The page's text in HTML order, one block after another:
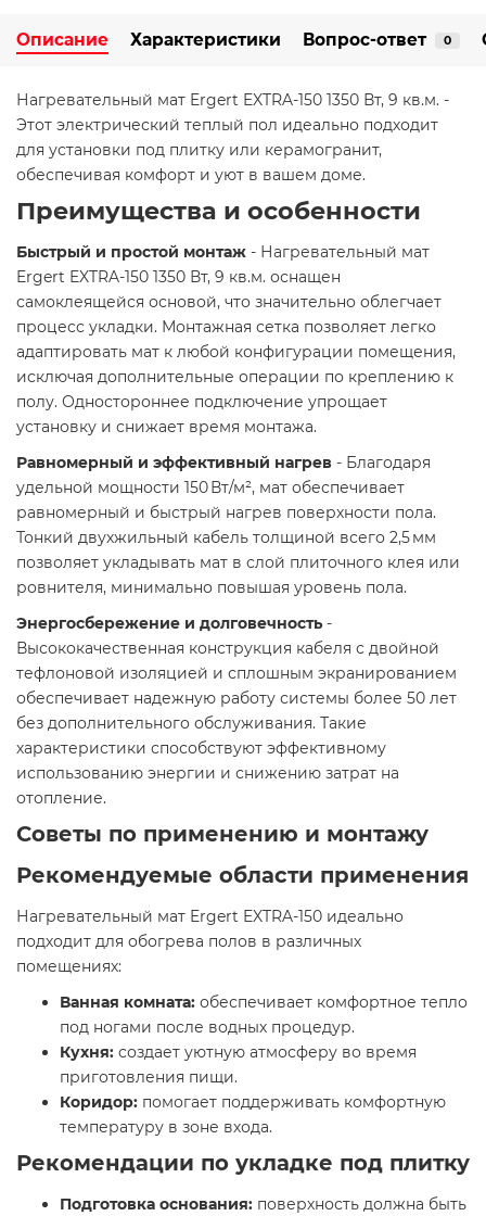
Описание Характеристики Вопрос-ответ 0
Нагревательный мат Ergert EXTRA-150 1350 Вт, 9 кв.м. -
Этот электрический теплый пол идеально подходит
для установки под плитку или керамогранит,
обеспечивая комфорт и уют в вашем доме.​
Преимущества и особенности
Быстрый и простой монтаж - Нагревательный мат
Ergert EXTRA-150 1350 Вт, 9 кв.м. оснащен
самоклеящейся основой, что значительно облегчает
процесс укладки. Монтажная сетка позволяет легко
адаптировать мат к любой конфигурации помещения,
исключая дополнительные операции по креплению к
полу. Одностороннее подключение упрощает
установку и снижает время монтажа.
Равномерный и эффективный нагрев - Благодаря
удельной мощности 150 Вт/м², мат обеспечивает
равномерный и быстрый нагрев поверхности пола.
Тонкий двухжильный кабель толщиной всего 2,5 мм
позволяет укладывать мат в слой плиточного клея или
ровнителя, минимально повышая уровень пола.
Энергосбережение и долговечность -
Высококачественная конструкция кабеля с двойной
тефлоновой изоляцией и сплошным экранированием
обеспечивает надежную работу системы более 50 лет
без дополнительного обслуживания. Такие
характеристики способствуют эффективному
использованию энергии и снижению затрат на
отопление.
Советы по применению и монтажу
Рекомендуемые области применения
Нагревательный мат Ergert EXTRA-150 идеально
подходит для обогрева полов в различных
помещениях:​
Ванная комната: обеспечивает комфортное тепло
под ногами после водных процедур.​
Кухня: создает уютную атмосферу во время
приготовления пищи.​
Коридор: помогает поддерживать комфортную
температуру в зоне входа.​
Рекомендации по укладке под плитку
Подготовка основания: поверхность должна быть